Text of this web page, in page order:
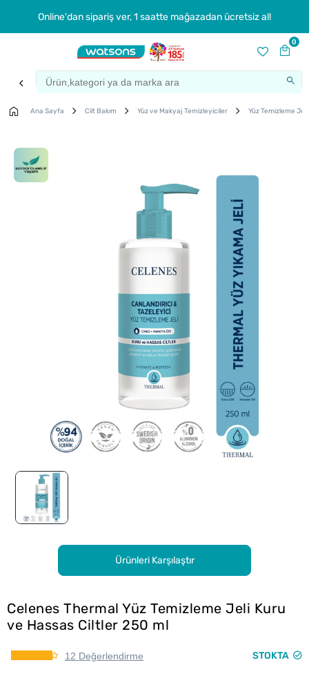
Online'dan sipariş ver, 1 saatte mağazadan ücretsiz al!
0
Ana Sayfa Cilt Bakım Yüz ve Makyaj Temizleyiciler Yüz Temizleme Jeli
Ürünleri Karşılaştır
Celenes Thermal Yüz Temizleme Jeli Kuru
ve Hassas Ciltler 250 ml
12 Değerlendirme STOKTA